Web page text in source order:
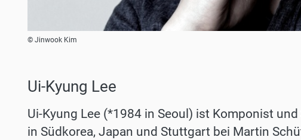
© Jinwook Kim
Ui-Kyung Lee
Ui-Kyung Lee (*1984 in Seoul) ist Komponist
in Südkorea, Japan und Stuttgart bei Martin